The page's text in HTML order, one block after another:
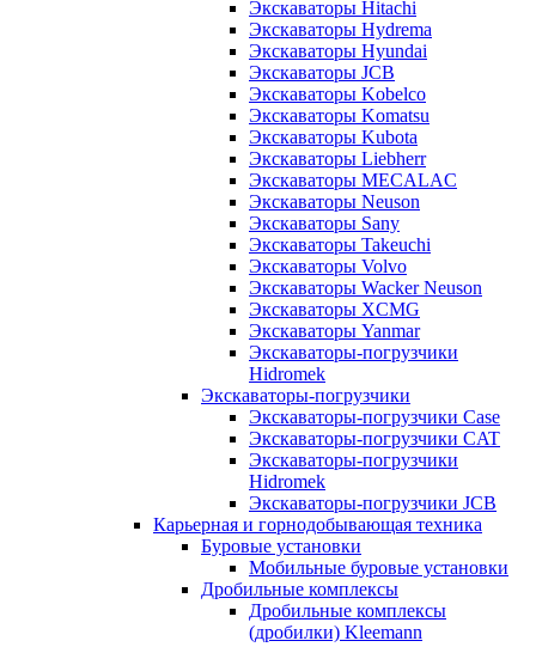
Экскаваторы Hitachi
Экскаваторы Hydrema
Экскаваторы Hyundai
Экскаваторы JCB
Экскаваторы Kobelco
Экскаваторы Komatsu
Экскаваторы Kubota
Экскаваторы Liebherr
Экскаваторы MECALAC
Экскаваторы Neuson
Экскаваторы Sany
Экскаваторы Takeuchi
Экскаваторы Volvo
Экскаваторы Wacker Neuson
Экскаваторы XCMG
Экскаваторы Yanmar
Экскаваторы-погрузчики
Hidromek
Экскаваторы-погрузчики
Экскаваторы-погрузчики Case
Экскаваторы-погрузчики CAT
Экскаваторы-погрузчики
Hidromek
Экскаваторы-погрузчики JCB
Карьерная и горнодобывающая техника
Буровые установки
Мобильные буровые установки
Дробильные комплексы
Дробильные комплексы
(дробилки) Kleemann